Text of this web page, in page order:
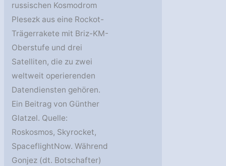
russischen Kosmodrom
Plesezk aus eine Rockot-
Trägerrakete mit Briz-KM-
Oberstufe und drei
Satelliten, die zu zwei
weltweit operierenden
Datendiensten gehören.
Ein Beitrag von Günther
Glatzel. Quelle:
Roskosmos, Skyrocket,
SpaceflightNow. Während
Gonjez (dt. Botschafter)